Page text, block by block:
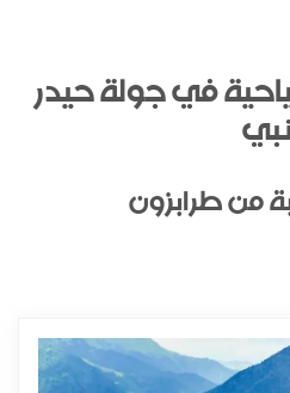
في جولة حيدر
من طرابزون